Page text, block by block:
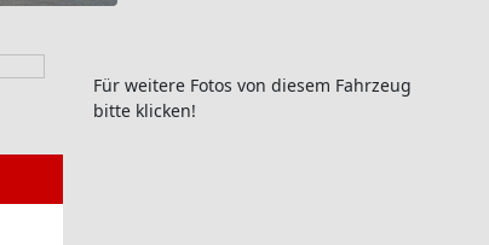
Für weitere Fotos von diesem Fahrzeug
bitte klicken!